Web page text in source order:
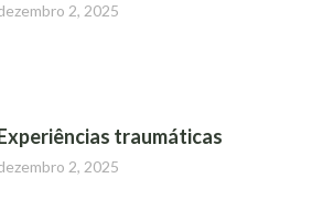
2, 2025
traumáticas
2, 2025